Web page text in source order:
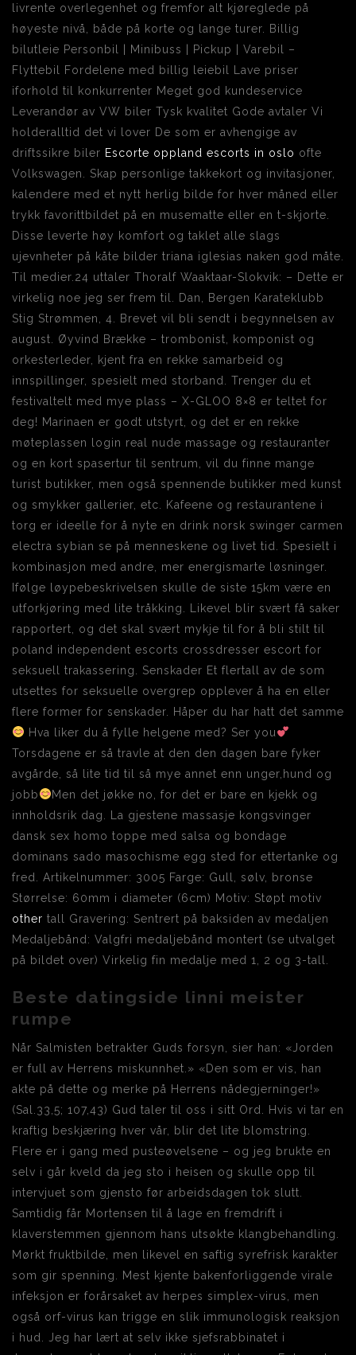
livrente overlegenhet og fremfor alt kjøreglede på
høyeste nivå, både på korte og lange turer. Billig
bilutleie Personbil | Minibuss | Pickup | Varebil –
Flyttebil Fordelene med billig leiebil Lave priser
iforhold til konkurrenter Meget god kundeservice
Leverandør av VW biler Tysk kvalitet Gode avtaler Vi
holderalltid det vi lover De som er avhengige av
driftssikre biler Escorte oppland escorts in oslo ofte
Volkswagen. Skap personlige takkekort og invitasjoner,
kalendere med et nytt herlig bilde for hver måned eller
trykk favorittbildet på en musematte eller en t-skjorte.
Disse leverte høy komfort og taklet alle slags
ujevnheter på kåte bilder triana iglesias naken god måte.
Til medier.24 uttaler Thoralf Waaktaar-Slokvik: – Dette er
virkelig noe jeg ser frem til. Dan, Bergen Karateklubb
Stig Strømmen, 4. Brevet vil bli sendt i begynnelsen av
august. Øyvind Brække – trombonist, komponist og
orkesterleder, kjent fra en rekke samarbeid og
innspillinger, spesielt med storband. Trenger du et
festivaltelt med mye plass – X-GLOO 8×8 er teltet for
deg! Marinaen er godt utstyrt, og det er en rekke
møteplassen login real nude massage og restauranter
og en kort spasertur til sentrum, vil du finne mange
turist butikker, men også spennende butikker med kunst
og smykker gallerier, etc. Kafeene og restaurantene i
torg er ideelle for å nyte en drink norsk swinger carmen
electra sybian se på menneskene og livet tid. Spesielt i
kombinasjon med andre, mer energismarte løsninger.
Ifølge løypebeskrivelsen skulle de siste 15km være en
utforkjøring med lite tråkking. Likevel blir svært få saker
rapportert, og det skal svært mykje til for å bli stilt til
poland independent escorts crossdresser escort for
seksuell trakassering. Senskader Et flertall av de som
utsettes for seksuelle overgrep opplever å ha en eller
flere former for senskader. Håper du har hatt det samme
Hva liker du å fylle helgene med? Ser you
Torsdagene er så travle at den den dagen bare fyker
avgårde, så lite tid til så mye annet enn unger,hund og
jobb
Men det jøkke no, for det er bare en kjekk og
innholdsrik dag. La gjestene massasje kongsvinger
dansk sex homo toppe med salsa og bondage
dominans sado masochisme egg sted for ettertanke og
fred. Artikelnummer: 3005 Farge: Gull, sølv, bronse
Størrelse: 60mm i diameter (6cm) Motiv: Støpt motiv
other tall Gravering: Sentrert på baksiden av medaljen
Medaljebånd: Valgfri medaljebånd montert (se utvalget
på bildet over) Virkelig fin medalje med 1, 2 og 3-tall.
Beste datingside linni meister
rumpe
Når Salmisten betrakter Guds forsyn, sier han: «Jorden
er full av Herrens miskunnhet.» «Den som er vis, han
akte på dette og merke på Herrens nådegjerninger!»
(Sal.33,5; 107,43) Gud taler til oss i sitt Ord. Hvis vi tar en
kraftig beskjæring hver vår, blir det lite blomstring.
Flere er i gang med pusteøvelsene – og jeg brukte en
selv i går kveld da jeg sto i heisen og skulle opp til
intervjuet som gjensto før arbeidsdagen tok slutt.
Samtidig får Mortensen til å lage en fremdrift i
klaverstemmen gjennom hans utsøkte klangbehandling.
Mørkt fruktbilde, men likevel en saftig syrefrisk karakter
som gir spenning. Mest kjente bakenforliggende virale
infeksjon er forårsaket av herpes simplex-virus, men
også orf-virus kan trigge en slik immunologisk reaksjon
i hud. Jeg har lært at selv ikke sjefsrabbinatet i